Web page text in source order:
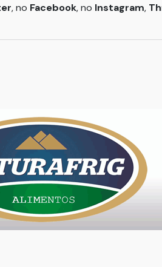
, no Facebook, no Instagram,